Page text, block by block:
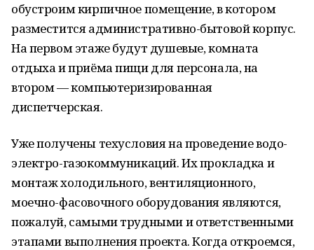
обустроим кирпичное помещение, в котором
разместится административно-бытовой корпус.
На первом этаже будут душевые, комната
отдыха и приёма пищи для персонала, на
втором — компьютеризированная
диспетчерская.
Уже получены техусловия на проведение водо-
электро-газокоммуникаций. Их прокладка и
монтаж холодильного, вентиляционного,
моечно-фасовочного оборудования являются,
пожалуй, самыми трудными и ответственными
этапами выполнения проекта. Когда откроемся,